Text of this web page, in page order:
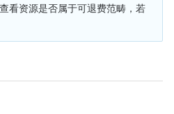
看资源是否属于可退费范畴，若